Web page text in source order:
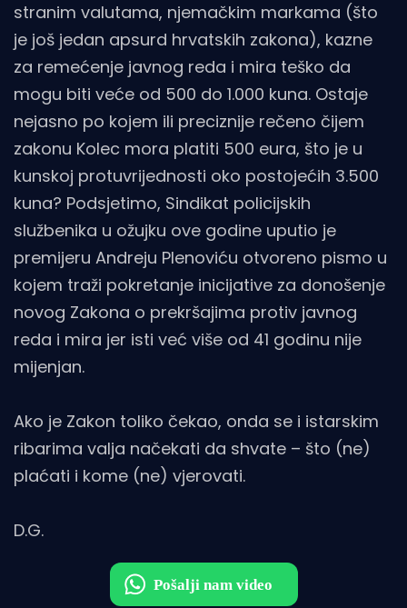
stranim valutama, njemačkim markama (što
je još jedan apsurd hrvatskih zakona), kazne
za remećenje javnog reda i mira teško da
mogu biti veće od 500 do 1.000 kuna. Ostaje
nejasno po kojem ili preciznije rečeno čijem
zakonu Kolec mora platiti 500 eura, što je u
kunskoj protuvrijednosti oko postojećih 3.500
kuna? Podsjetimo, Sindikat policijskih
službenika u ožujku ove godine uputio je
premijeru Andreju Plenoviću otvoreno pismo u
kojem traži pokretanje inicijative za donošenje
novog Zakona o prekršajima protiv javnog
reda i mira jer isti već više od 41 godinu nije
mijenjan.
Ako je Zakon toliko čekao, onda se i istarskim
ribarima valja načekati da shvate – što (ne)
plaćati i kome (ne) vjerovati.
D.G.